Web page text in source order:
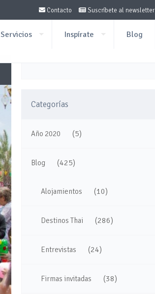
Contacto Suscríbete al newsletter
Servicios Inspírate Blog
Categorías
Año 2020 (5)
Blog (425)
Alojamientos (10)
Destinos Thai (286)
Entrevistas (24)
Firmas invitadas (38)